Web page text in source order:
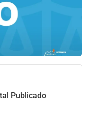
Publicado